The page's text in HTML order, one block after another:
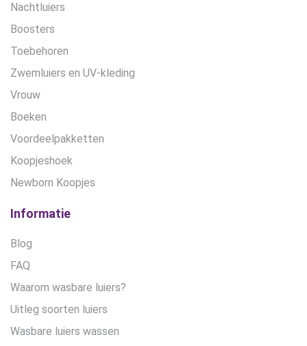
Nachtluiers
Boosters
Toebehoren
Zwemluiers en UV-kleding
Vrouw
Boeken
Voordeelpakketten
Koopjeshoek
Newborn Koopjes
Informatie
Blog
FAQ
Waarom wasbare luiers?
Uitleg soorten luiers
Wasbare luiers wassen